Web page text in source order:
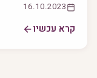
16.10.2023
קרא עכשיו